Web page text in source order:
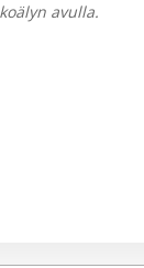
avulla.